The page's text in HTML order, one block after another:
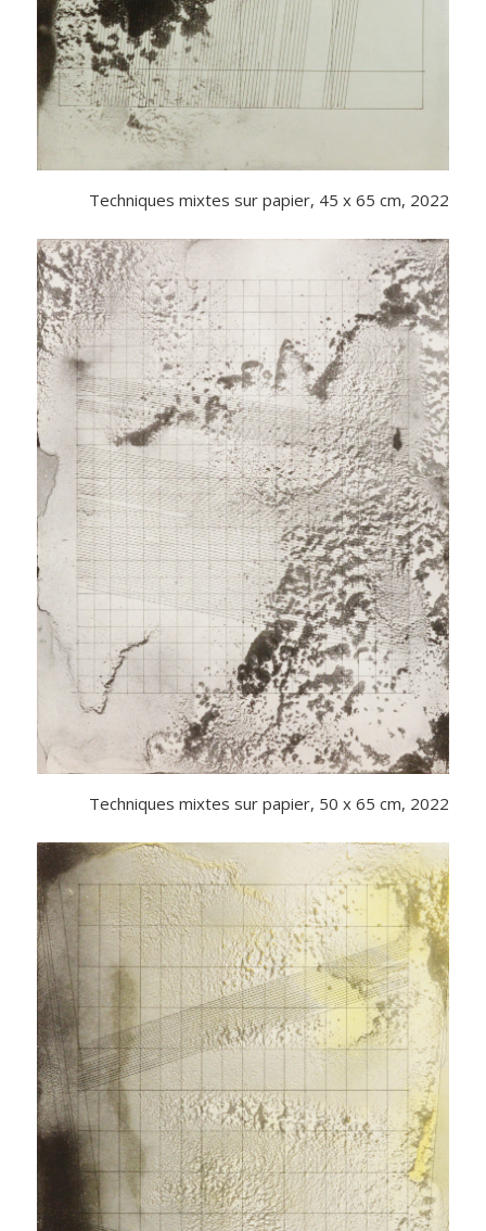
Techniques mixtes sur papier, 45 x 65 cm, 2022
Techniques mixtes sur papier, 50 x 65 cm, 2022